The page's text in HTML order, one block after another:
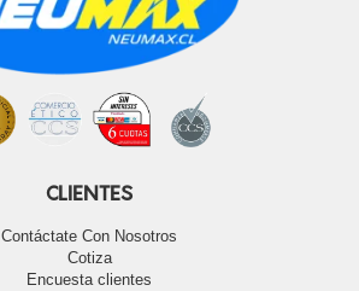
CLIENTES
Contáctate Con Nosotros
Cotiza
Encuesta clientes